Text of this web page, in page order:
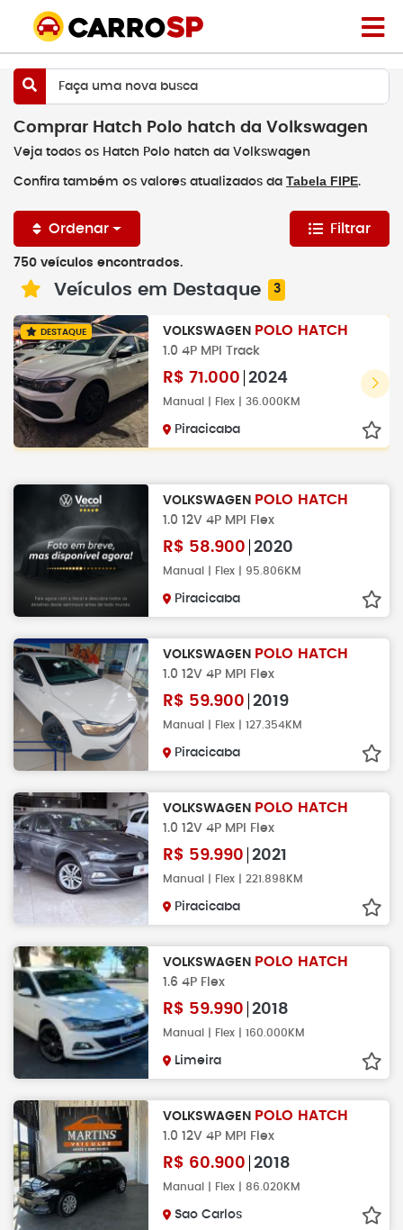
Faça uma nova busca
Comprar Hatch Polo hatch da Volkswagen
Veja todos os Hatch Polo hatch da Volkswagen
Confira também os valores atualizados da Tabela FIPE.
Ordenar Filtrar
750 veículos encontrados.
Veículos em Destaque 3
DESTAQUE VOLKSWAGEN POLO HATCH
1.0 4P MPI Track
R$ 71.000 2024
Manual | Flex | 36.000KM
Piracicaba
VOLKSWAGEN POLO HATCH
1.0 12V 4P MPI Flex
R$ 58.900 2020
Manual | Flex | 95.806KM
Piracicaba
VOLKSWAGEN POLO HATCH
1.0 12V 4P MPI Flex
R$ 59.900 2019
Manual | Flex | 127.354KM
Piracicaba
VOLKSWAGEN POLO HATCH
1.0 12V 4P MPI Flex
R$ 59.990 2021
Manual | Flex | 221.898KM
Piracicaba
VOLKSWAGEN POLO HATCH
1.6 4P Flex
R$ 59.990 2018
Manual | Flex | 160.000KM
Limeira
VOLKSWAGEN POLO HATCH
1.0 12V 4P MPI Flex
R$ 60.900 2018
Manual | Flex | 86.020KM
Sao Carlos